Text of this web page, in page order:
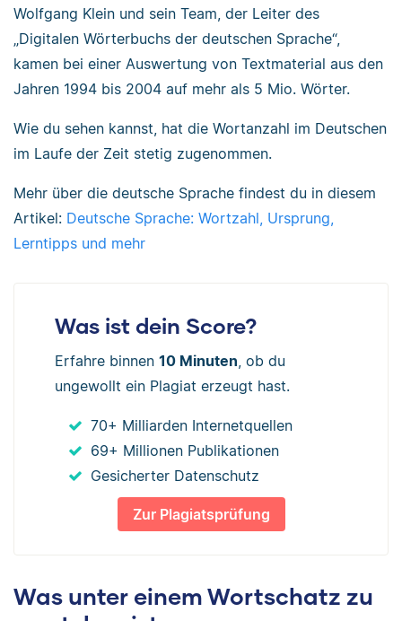
Wolfgang Klein und sein Team, der Leiter des
„Digitalen Wörterbuchs der deutschen Sprache“,
kamen bei einer Auswertung von Textmaterial aus den
Jahren 1994 bis 2004 auf mehr als 5 Mio. Wörter.
Wie du sehen kannst, hat die Wortanzahl im Deutschen
im Laufe der Zeit stetig zugenommen.
Mehr über die deutsche Sprache findest du in diesem
Artikel: Deutsche Sprache: Wortzahl, Ursprung,
Lerntipps und mehr
Was ist dein Score?
Erfahre binnen 10 Minuten , ob du
ungewollt ein Plagiat erzeugt hast.
70+ Milliarden Internetquellen
69+ Millionen Publikationen
Gesicherter Datenschutz
Zur Plagiatsprüfung
Was unter einem Wortschatz zu